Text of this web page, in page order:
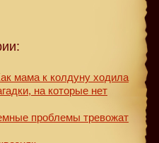
мама к колдуну ходила
на которые нет
проблемы тревожат